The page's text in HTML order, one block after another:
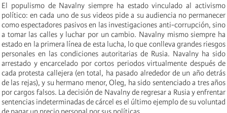
El populismo de Navalny siempre ha estado vinculado al activismo
político: en cada uno de sus videos pide a su audiencia no permanecer
como espectadores pasivos en las investigaciones anti-corrupción, sino
a tomar las calles y luchar por un cambio. Navalny mismo siempre ha
estado en la primera línea de esta lucha, lo que conlleva grandes riesgos
personales en las condiciones autoritarias de Rusia. Navalny ha sido
arrestado y encarcelado por cortos periodos virtualmente después de
cada protesta callejera (en total, ha pasado alrededor de un año detrás
de las rejas), y su hermano menor, Oleg, ha sido sentenciado a tres años
por cargos falsos. La decisión de Navalny de regresar a Rusia y enfrentar
sentencias indeterminadas de cárcel es el último ejemplo de su voluntad